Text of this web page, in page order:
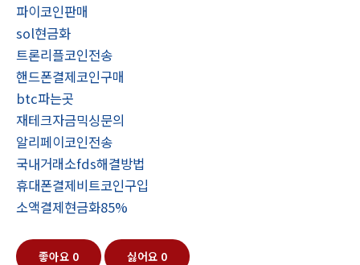
파이코인판매
sol현금화
트론리플코인전송
핸드폰결제코인구매
btc파는곳
재테크자금믹싱문의
알리페이코인전송
국내거래소fds해결방법
휴대폰결제비트코인구입
소액결제현금화85%
좋아요 0 싫어요 0